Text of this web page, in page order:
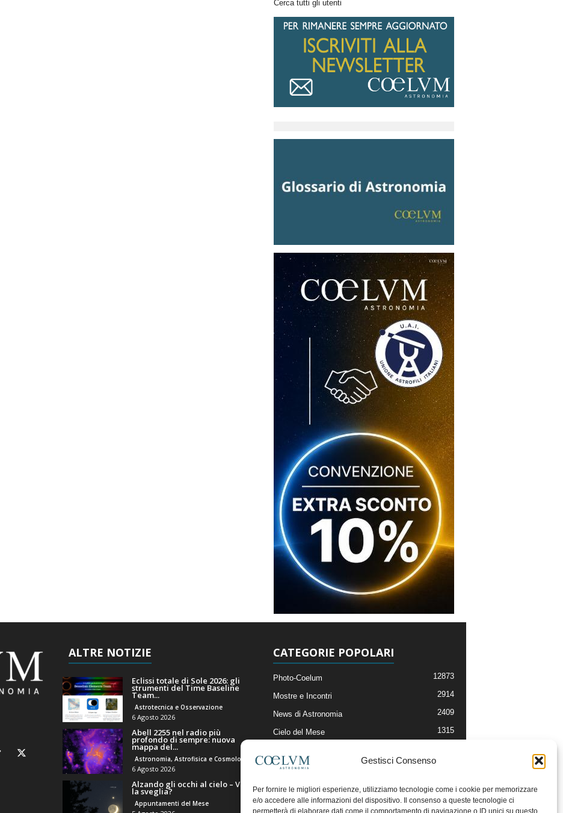
Gestisci Consenso
Per fornire le migliori esperienze, utilizziamo tecnologie come i cookie per memorizzare
e/o accedere alle informazioni del dispositivo. Il consenso a queste tecnologie ci
permetterà di elaborare dati come il comportamento di navigazione o ID unici su questo
Cerca tutti gli utenti
ALTRE NOTIZIE
Eclissi totale di Sole 2026: gli
strumenti del Time Baseline
Team...
Astrotecnica e Osservazione
6 Agosto 2026
Abell 2255 nel radio più
profondo di sempre: nuova
mappa del...
Astronomia, Astrofisica e Cosmologia
6 Agosto 2026
Alzando gli occhi al cielo – Vale
la sveglia?
Appuntamenti del Mese
CATEGORIE POPOLARI
Photo-Coelum 12873
Mostre e Incontri 2914
News di Astronomia 2409
Cielo del Mese 1315
Articoli e Risorse On-Line
Il Blog della Redazione